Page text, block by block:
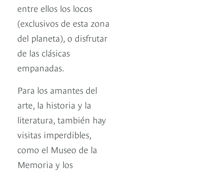
entre ellos los locos
(exclusivos de esta zona
del planeta), o disfrutar
de las clásicas
empanadas.
Para los amantes del
arte, la historia y la
literatura, también hay
visitas imperdibles,
como el Museo de la
Memoria y los